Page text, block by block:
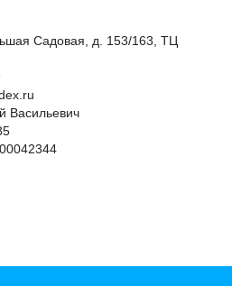
Садовая, д. 153/163, ТЦ
Васильевич